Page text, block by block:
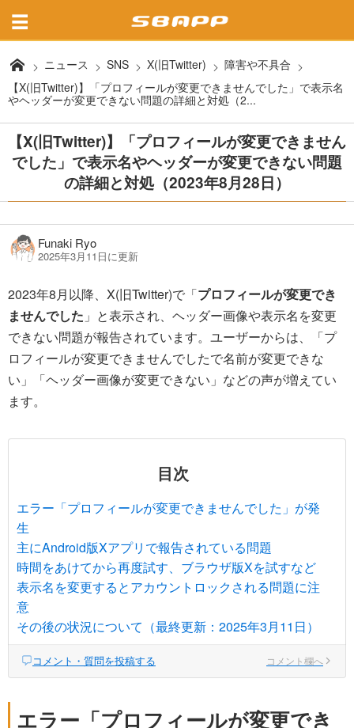
ニュース SNS X(旧Twitter)
障害や不具合
【X(旧Twitter)】「プロフィールが変更できませんでした」で表示名
やヘッダーが変更できない問題の詳細と対処（2...
【X(旧Twitter)】「プロフィールが変更できません
でした」で表示名やヘッダーが変更できない問題
の詳細と対処（2023年8月28日）
Funaki Ryo
2025年3月11日に更新
2023年8月以降、X(旧Twitter)で「プロフィールが変更でき
ませんでした 」と表示され、ヘッダー画像や表示名を変更
できない問題が報告されています。ユーザーからは、「プ
ロフィールが変更できませんでしたで名前が変更できな
い」「ヘッダー画像が変更できない」などの声が増えてい
ます。
目次
エラー「プロフィールが変更できませんでした」が発
生
主にAndroid版Xアプリで報告されている問題
時間をあけてから再度試す、ブラウザ版Xを試すなど
表示名を変更するとアカウントロックされる問題に注
意
その後の状況について（最終更新：2025年3月11日）
コメント・質問を投稿する コメント欄へ
エラー「プロフィールが変更でき